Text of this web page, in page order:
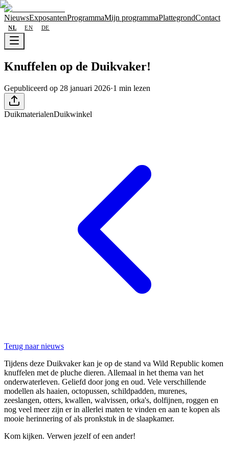
NieuwsExposantenProgrammaMijn programmaPlattegrondContact
NL EN DE
Knuffelen op de Duikvaker!
Gepubliceerd op 28 januari 2026·1 min lezen
DuikmaterialenDuikwinkel
Terug naar nieuws
Tijdens deze Duikvaker kan je op de stand va Wild Republic komen
knuffelen met de pluche dieren. Allemaal in het thema van het
onderwaterleven. Geliefd door jong en oud. Vele verschillende
modellen als haaien, octopussen, schildpadden, murenes,
zeeslangen, otters, kwallen, walvissen, orka's, dolfijnen, roggen en
nog veel meer zijn er in allerlei maten te vinden en aan te kopen als
mooie herinnering of als pronkstuk in de slaapkamer.
Kom kijken. Verwen jezelf of een ander!